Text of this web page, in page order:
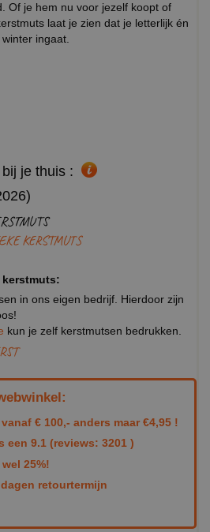
Of je hem nu voor jezelf koopt of
laat je zien dat je letterlijk én
ingaat.
je thuis :
KERSTMUTS
kerstmuts:
in ons eigen bedrijf. Hierdoor zijn
kun je zelf kerstmutsen bedrukken.
€ 100,- anders maar €4,95 !
een 9.1 (reviews: 3201 )
25%!
retourtermijn